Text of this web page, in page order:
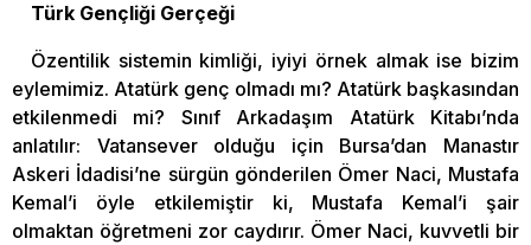
Türk Gençliği Gerçeği
Özentilik sistemin kimliği, iyiyi örnek almak ise bizim
eylemimiz. Atatürk genç olmadı mı? Atatürk başkasından
etkilenmedi mi? Sınıf Arkadaşım Atatürk Kitabı’nda
anlatılır: Vatansever olduğu için Bursa’dan Manastır
Askeri İdadisi’ne sürgün gönderilen Ömer Naci, Mustafa
Kemal’i öyle etkilemiştir ki, Mustafa Kemal’i şair
olmaktan öğretmeni zor caydırır. Ömer Naci, kuvvetli bir